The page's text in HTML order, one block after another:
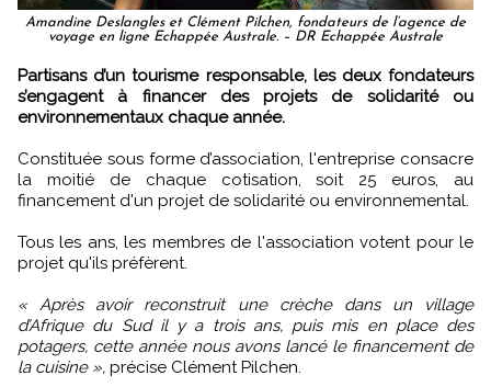
Amandine Deslangles et Clément Pilchen, fondateurs de l’agence de
voyage en ligne Echappée Australe. – DR Echappée Australe
Partisans d’un tourisme responsable, les deux fondateurs
s’engagent à financer des projets de solidarité ou
environnementaux chaque année.
Constituée sous forme d’association, l'entreprise consacre
la moitié de chaque cotisation, soit 25 euros, au
financement d'un projet de solidarité ou environnemental.
Tous les ans, les membres de l'association votent pour le
projet qu'ils préfèrent.
« Après avoir reconstruit une crèche dans un village
d’Afrique du Sud il y a trois ans, puis mis en place des
potagers, cette année nous avons lancé le financement de
la cuisine », précise Clément Pilchen.